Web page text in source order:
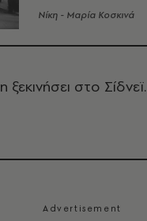
Νίκη - Μαρία Κοσκινά
στο Σίδνεϊ.